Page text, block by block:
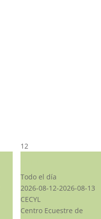
12
Todo el día
2026-08-12-2026-08-13
CECYL
Centro Ecuestre de